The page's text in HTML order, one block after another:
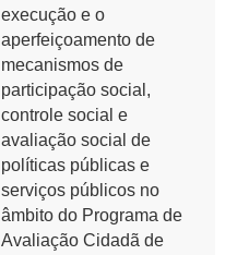
execução e o
aperfeiçoamento de
mecanismos de
participação social,
controle social e
avaliação social de
políticas públicas e
serviços públicos no
âmbito do Programa de
Avaliação Cidadã de